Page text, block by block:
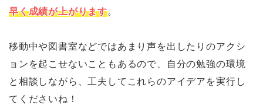
早く成績が上がります。
移動中や図書室などではあまり声を出したりのアクシ
ョンを起こせないこともあるので、自分の勉強の環境
と相談しながら、工夫してこれらのアイデアを実行し
てくださいね！